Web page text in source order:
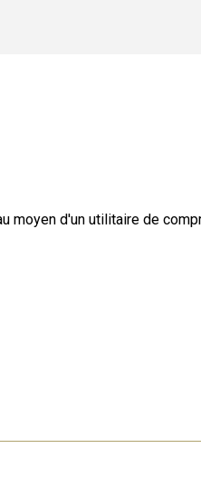
moyen d'un utilitaire de